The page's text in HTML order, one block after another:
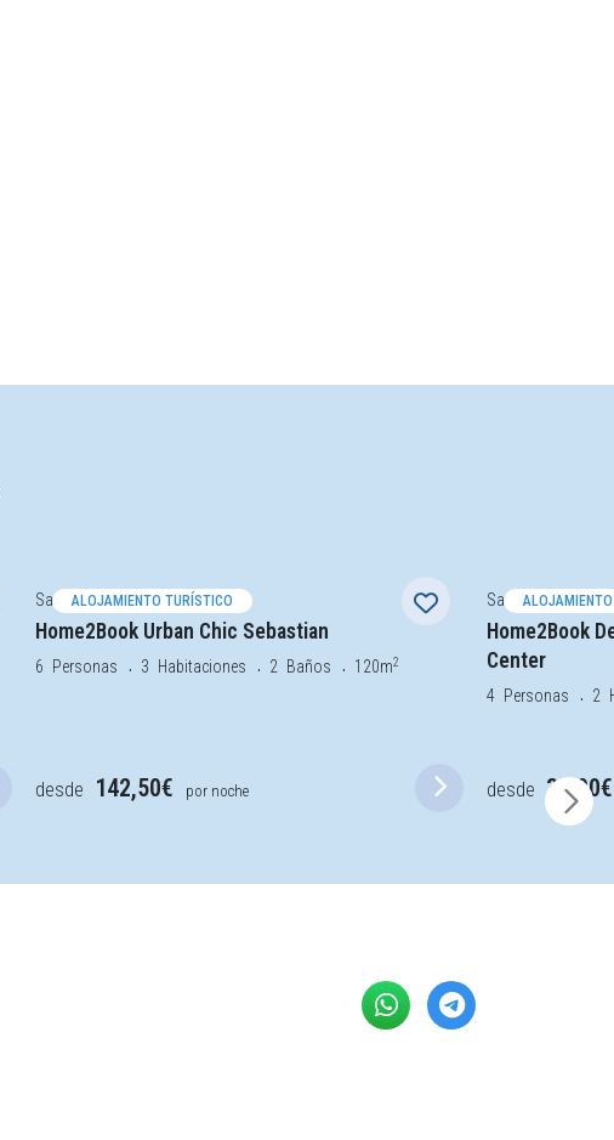
ALOJAMIENTO TURÍSTICO
Santa Cruz de Tenerife
Home2Book Urban Chic Sebastian
6 Personas 3 Habitaciones 2 Baños 120m2
desde 142,50€ por noche
Santa Cruz de
Home2Book
Center
4 Personas 2
desde